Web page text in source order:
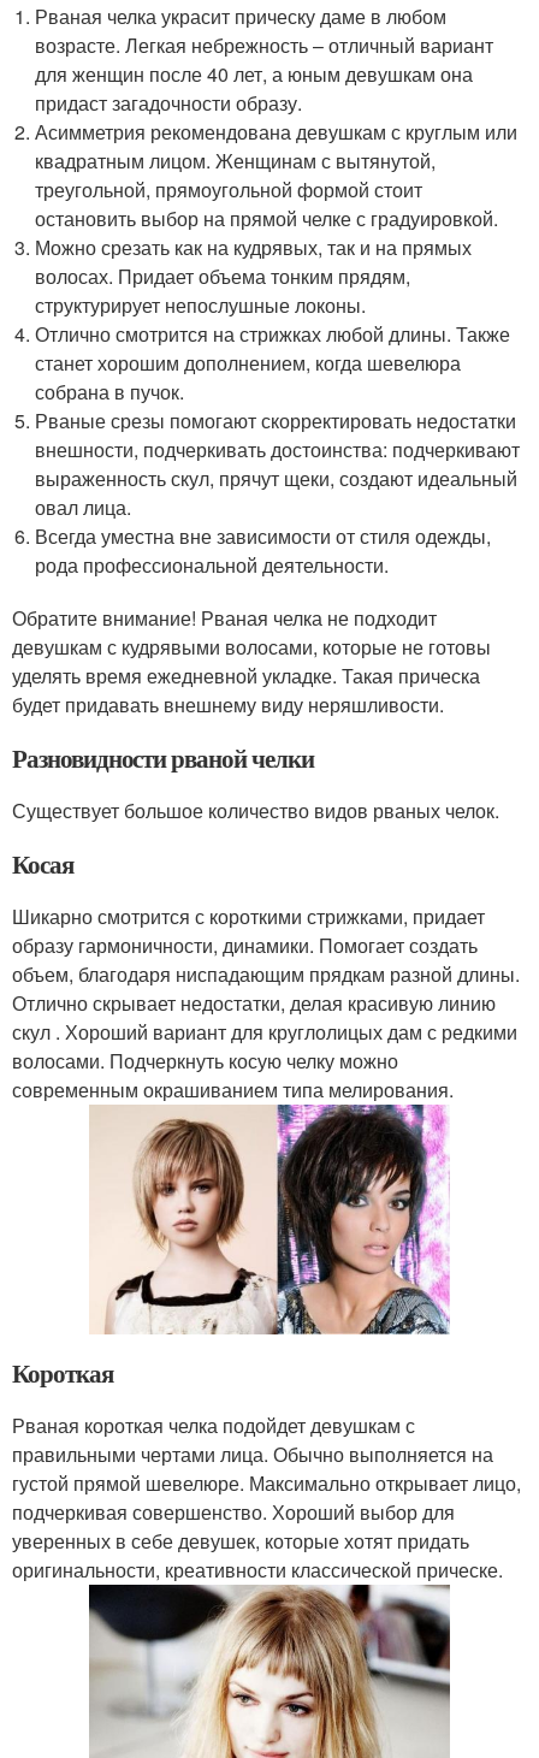
Рваная челка украсит прическу даме в любом
возрасте. Легкая небрежность – отличный вариант
для женщин после 40 лет, а юным девушкам она
придаст загадочности образу.
Асимметрия рекомендована девушкам с круглым или
квадратным лицом. Женщинам с вытянутой,
треугольной, прямоугольной формой стоит
остановить выбор на прямой челке с градуировкой.
Можно срезать как на кудрявых, так и на прямых
волосах. Придает объема тонким прядям,
структурирует непослушные локоны.
Отлично смотрится на стрижках любой длины. Также
станет хорошим дополнением, когда шевелюра
собрана в пучок.
Рваные срезы помогают скорректировать недостатки
внешности, подчеркивать достоинства: подчеркивают
выраженность скул, прячут щеки, создают идеальный
овал лица.
Всегда уместна вне зависимости от стиля одежды,
рода профессиональной деятельности.
Обратите внимание! Рваная челка не подходит
девушкам с кудрявыми волосами, которые не готовы
уделять время ежедневной укладке. Такая прическа
будет придавать внешнему виду неряшливости.
Разновидности рваной челки
Существует большое количество видов рваных челок.
Косая
Шикарно смотрится с короткими стрижками, придает
образу гармоничности, динамики. Помогает создать
объем, благодаря ниспадающим прядкам разной длины.
Отлично скрывает недостатки, делая красивую линию
скул . Хороший вариант для круглолицых дам с редкими
волосами. Подчеркнуть косую челку можно
современным окрашиванием типа мелирования.
Короткая
Рваная короткая челка подойдет девушкам с
правильными чертами лица. Обычно выполняется на
густой прямой шевелюре. Максимально открывает лицо,
подчеркивая совершенство. Хороший выбор для
уверенных в себе девушек, которые хотят придать
оригинальности, креативности классической прическе.